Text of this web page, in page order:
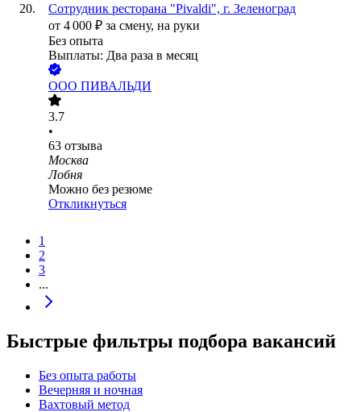
Сотрудник ресторана "Pivaldi", г. Зеленоград
от 4 000 ₽ за смену, на руки
Без опыта
Выплаты: Два раза в месяц
ООО ПИВАЛЬДИ
3.7
•
63 отзыва
Москва
Лобня
Можно без резюме
Откликнуться
1
2
3
...
Быстрые фильтры подбора вакансий
Без опыта работы
Вечерняя и ночная
Вахтовый метод